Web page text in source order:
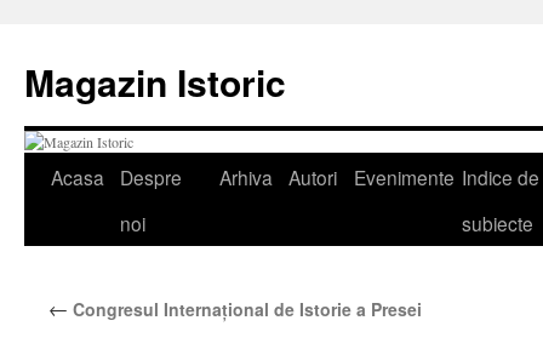
conținut
Magazin Istoric
Acasa
Despre
noi
Arhiva Autori Evenimente Indice de
subiecte
← Congresul Internaţional de Istorie a Presei